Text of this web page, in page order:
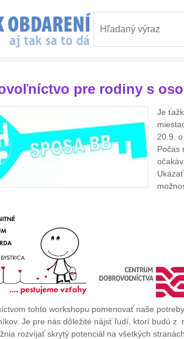
pre rodiny s
Je
20.9.
Počas
tohto workshopu pomenovať naše
Je pre nás dôležité nájsť ľudí, ktorí budú
rozvíjať skrytý potenciál na všetkých